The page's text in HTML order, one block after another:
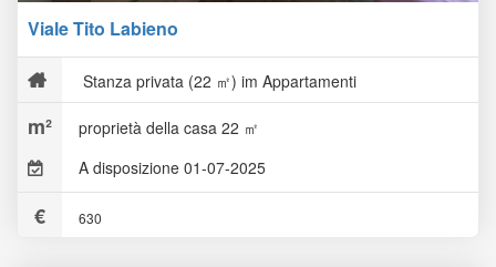
Viale Tito Labieno
Stanza privata (22 ㎡) im Appartamenti
proprietà della casa 22 ㎡
A disposizione 01-07-2025
630